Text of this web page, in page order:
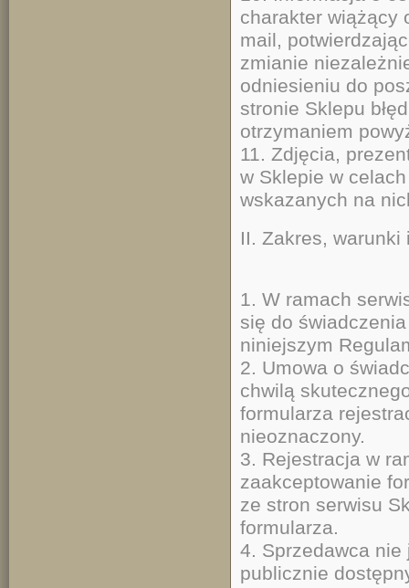
charakter wiążący
mail,
zmianie
odniesieniu do
stronie Sklepu
otrzymaniem
11. Zdjęcia,
w Sklepie w
wskazanych na
II. Zakres,
1. W ramach
się do
niniejszym
2. Umowa o
chwilą
formularza
nieoznaczony.
3. Rejestracja w
zaakceptowanie
ze stron serwisu
4. Sprzedawca nie
publicznie